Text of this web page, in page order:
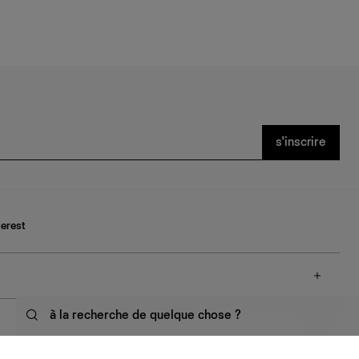
à la recherche de quelque chose ?
s’inscrire